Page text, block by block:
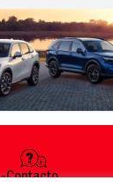
-Contacto